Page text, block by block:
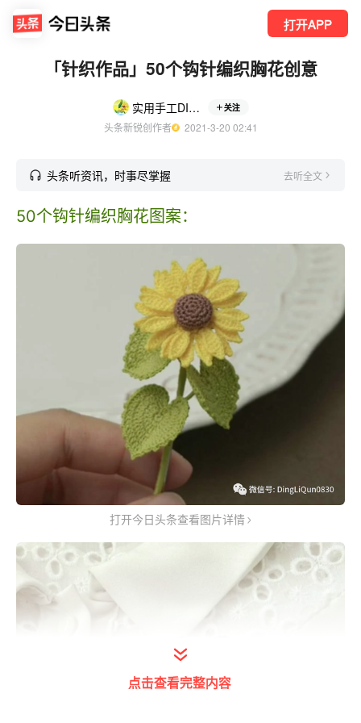
打开APP
「针织作品」50个钩针编织胸花创意
实用手工DIY制作 关注
头条新锐创作者
  2021-3-20 02:41
头条听资讯，时事尽掌握 去听全文
50个钩针编织胸花图案：
打开今日头条查看图片详情
点击查看完整内容